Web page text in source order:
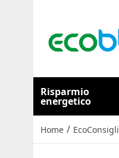
Risparmio
energetico
Home / EcoConsigli